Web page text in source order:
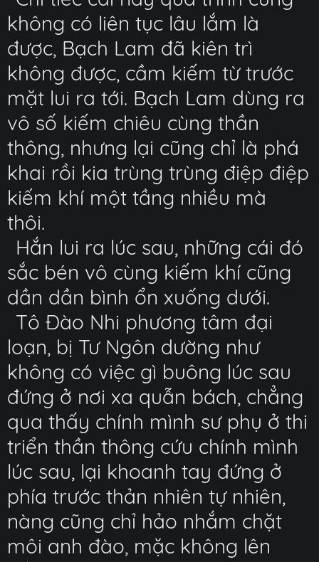
không có liên tục lâu lắm là
được, Bạch Lam đã kiên trì
không được, cầm kiếm từ trước
mặt lui ra tới. Bạch Lam dùng ra
vô số kiếm chiêu cùng thần
thông, nhưng lại cũng chỉ là phá
khai rồi kia trùng trùng điệp điệp
kiếm khí một tầng nhiều mà
thôi.
Hắn lui ra lúc sau, những cái đó
sắc bén vô cùng kiếm khí cũng
dần dần bình ổn xuống dưới.
Tô Đào Nhi phương tâm đại
loạn, bị Tư Ngôn dường như
không có việc gì buông lúc sau
đứng ở nơi xa quẫn bách, chẳng
qua thấy chính mình sư phụ ở thi
triển thần thông cứu chính mình
lúc sau, lại khoanh tay đứng ở
phía trước thản nhiên tự nhiên,
nàng cũng chỉ hảo nhắm chặt
môi anh đào, mặc không lên